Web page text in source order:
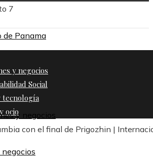
7
y negocios
Social
tecnología
ocioy negocios
con el final de Prigozhin |